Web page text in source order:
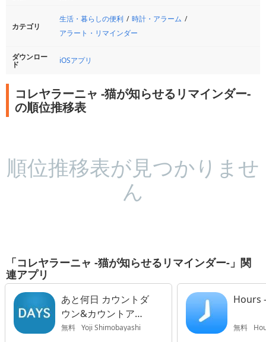
カテゴリ
生活・暮らしの便利
時計・アラーム
アラート・リマインダー
ダウンロー
ド iOSアプリ
コレヤラーニャ -猫が知らせるリマインダー-
の順位推移表
順位推移表が見つかりませ
ん
「コレヤラーニャ -猫が知らせるリマインダー-」関
連アプリ
あと何日 カウントダ
ウン&カウントアッ
プタイマー
無料 Yoji Shimobayashi
Hours
無料